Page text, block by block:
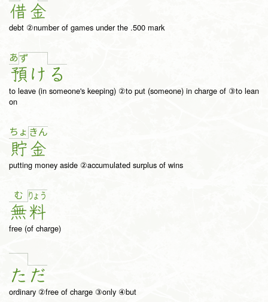
借金
debt ②number of games under the .500 mark
あず
預 け る
to leave (in someone's keeping) ②to put (someone) in charge of ③to lean
on
ちょ
貯
きん
金
putting money aside ②accumulated surplus of wins
む
無
りょ う
料
free (of charge)
た だ
ordinary ②free of charge ③only ④but